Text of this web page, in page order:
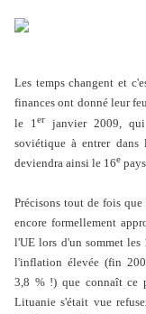
Les temps changent et
finances ont donné leur
le 1 erjanvier 2009, qui
soviétique à entrer dans
deviendra ainsi le 16e
Précisons tout de fois
encore formellement
l'UE lors d'un sommet
l'inflation élevée (fin
3,8 % !) que connaît ce
Lituanie s'était vue